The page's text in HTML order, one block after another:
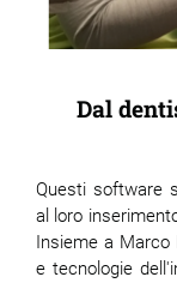
Dal
Questi software
al loro
Insieme a Marco
e tecnologie